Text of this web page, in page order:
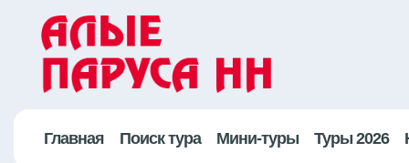
Главная Поиск тура Мини-туры Туры 2026